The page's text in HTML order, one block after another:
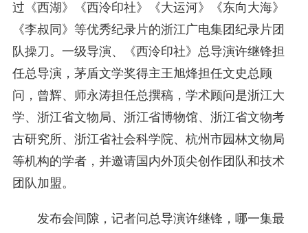
过《西湖》《西泠印社》《大运河》《东向大海》
《李叔同》等优秀纪录片的浙江广电集团纪录片团
队操刀。一级导演、《西泠印社》总导演许继锋担
任总导演，茅盾文学奖得主王旭烽担任文史总顾
问，曾辉、师永涛担任总撰稿，学术顾问是浙江大
学、浙江省文物局、浙江省博物馆、浙江省文物考
古研究所、浙江省社会科学院、杭州市园林文物局
等机构的学者，并邀请国内外顶尖创作团队和技术
团队加盟。
发布会间隙，记者问总导演许继锋，哪一集最